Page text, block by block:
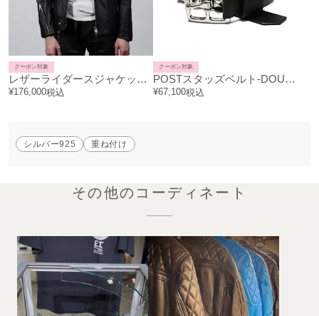
レザーライダースジャケット"LEWISON"
クーポン対象
¥176,000税込
POSTスタッズベルト-DOUBLE-
クーポン対象
¥67,100税込
シルバー925 重ね付け
その他のコーディネート